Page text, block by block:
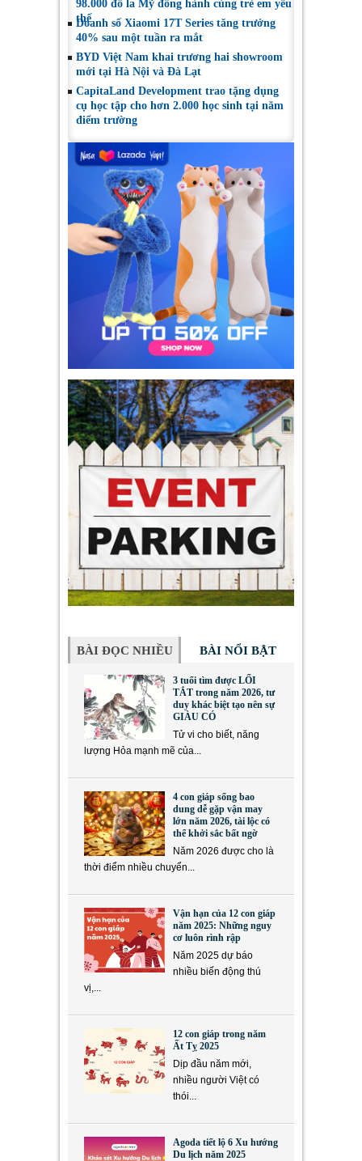
98.000 đô la Mỹ đồng hành cùng trẻ em yếu
thế
Doanh số Xiaomi 17T Series tăng trưởng
40% sau một tuần ra mắt
BYD Việt Nam khai trương hai showroom
mới tại Hà Nội và Đà Lạt
CapitaLand Development trao tặng dụng
cụ học tập cho hơn 2.000 học sinh tại năm
điểm trường
BÀI ĐỌC NHIỀU BÀI NỔI BẬT
3 tuổi tìm được LỐI
TẮT trong năm 2026, tư
duy khác biệt tạo nên sự
GIÀU CÓ
Tử vi cho biết, năng
lượng Hỏa mạnh mẽ của...
4 con giáp sống bao
dung dễ gặp vận may
lớn năm 2026, tài lộc có
thể khởi sắc bất ngờ
Năm 2026 được cho là
thời điểm nhiều chuyển...
Vận hạn của 12 con giáp
năm 2025: Những nguy
cơ luôn rình rập
Năm 2025 dự báo
nhiều biến động thú
vị,...
12 con giáp trong năm
Ất Tỵ 2025
Dịp đầu năm mới,
nhiều người Việt có
thói...
Agoda tiết lộ 6 Xu hướng
Du lịch năm 2025